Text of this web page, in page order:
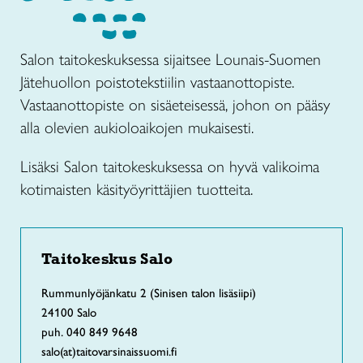
Salon taitokeskuksessa sijaitsee Lounais-Suomen
Jätehuollon poistotekstiilin vastaanottopiste.
Vastaanottopiste on sisäeteisessä, johon on pääsy
alla olevien aukioloaikojen mukaisesti.
Lisäksi Salon taitokeskuksessa on hyvä valikoima
kotimaisten käsityöyrittäjien tuotteita.
Taitokeskus Salo
Rummunlyöjänkatu 2 (Sinisen talon lisäsiipi)
24100 Salo
puh. 040 849 9648
salo(at)taitovarsinaissuomi.fi